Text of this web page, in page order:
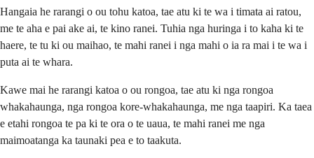
Hangaia he rarangi o ou tohu katoa, tae atu ki te wa i timata ai ratou,
me te aha e pai ake ai, te kino ranei. Tuhia nga huringa i to kaha ki te
haere, te tu ki ou maihao, te mahi ranei i nga mahi o ia ra mai i te wa i
puta ai te whara.
Kawe mai he rarangi katoa o ou rongoa, tae atu ki nga rongoa
whakahaunga, nga rongoa kore-whakahaunga, me nga taapiri. Ka taea
e etahi rongoa te pa ki te ora o te uaua, te mahi ranei me nga
maimoatanga ka taunaki pea e to taakuta.